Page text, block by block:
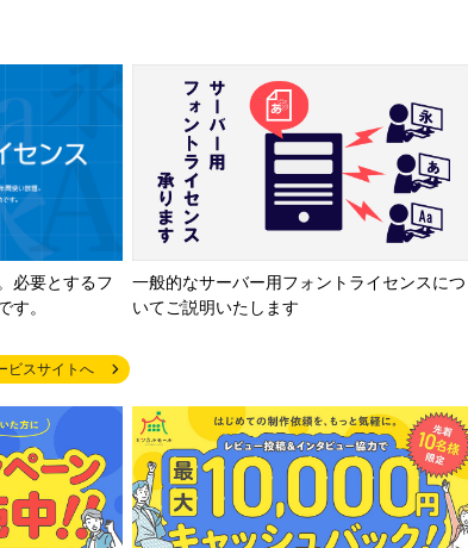
必要とするフ
す。
一般的なサーバー用フォントライセンスにつ
いてご説明いたします
ビスサイトへ